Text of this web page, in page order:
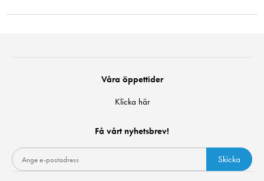
Våra öppettider
Klicka här
Få vårt nyhetsbrev!
Skicka